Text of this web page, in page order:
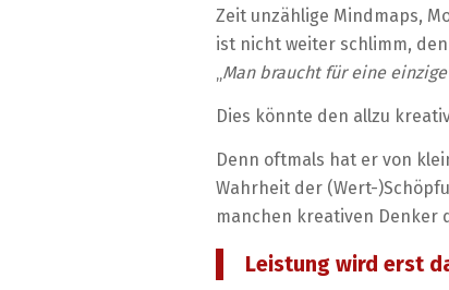
Zeit unzählige Mindmaps,
ist nicht weiter schlimm,
„Man braucht für eine
Dies könnte den allzu
Denn oftmals hat er von
Wahrheit der (Wert-
manchen kreativen Denker
Leistung wird erst